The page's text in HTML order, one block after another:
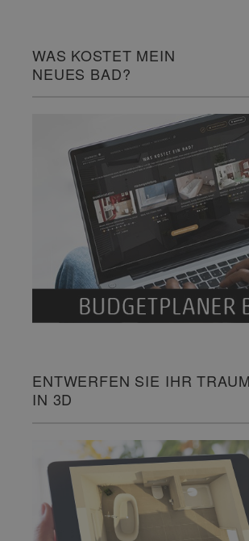
WAS KOSTET MEIN
NEUES BAD?
ENTWERFEN SIE IHR
IN 3D